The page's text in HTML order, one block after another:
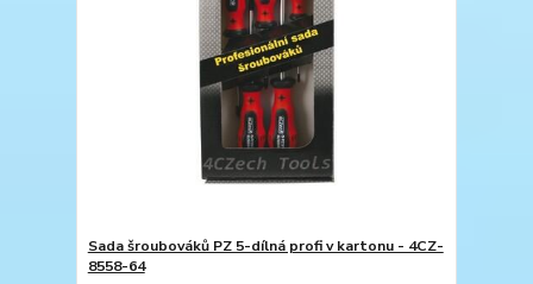
Sada šroubováků PZ 5-dílná profi v kartonu - 4CZ-
8558-64